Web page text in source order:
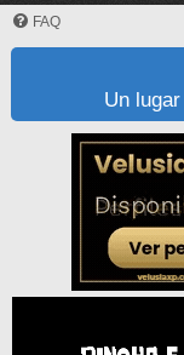
FAQ
Un